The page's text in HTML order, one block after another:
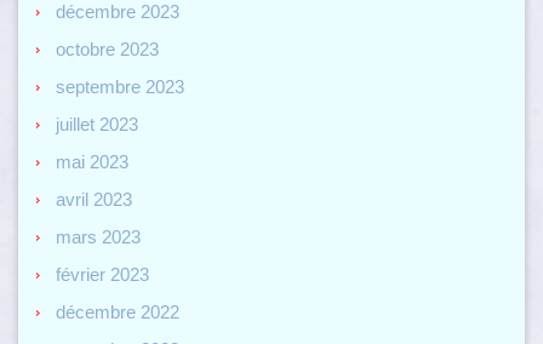
décembre 2023
octobre 2023
septembre 2023
juillet 2023
mai 2023
avril 2023
mars 2023
février 2023
décembre 2022